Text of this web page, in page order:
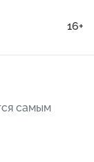
16+
самым